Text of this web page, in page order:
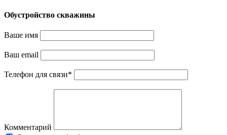
Обустройство скважины
Ваше имя
Ваш email
Телефон для связи*
Комментарий